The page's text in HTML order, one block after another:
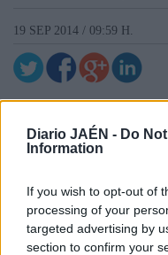
Diario JAÉN - Do
Information
If you wish to opt-out of
processing of your
targeted advertising by
section to confirm your
19 SEP 2014 / 09:59 H.